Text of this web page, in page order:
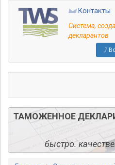
основному
содержанию
Контакты
Система,
декларантов
ТАМОЖЕННОЕ
быстро.